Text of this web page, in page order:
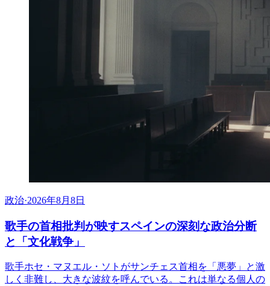
政治·2026年8月8日
歌手の首相批判が映すスペインの深刻な政治分断
と「文化戦争」
歌手ホセ・マヌエル・ソトがサンチェス首相を「悪夢」と激
しく非難し、大きな波紋を呼んでいる。これは単なる個人の